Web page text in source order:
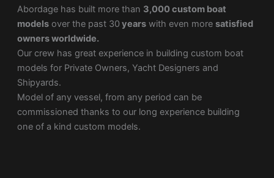
Abordage has built more than 3,000 custom boat
modelsover the past 30 yearswith even more satisfied
owners worldwide.
Our crew has great experience in building custom boat
models for Private Owners, Yacht Designers and
Shipyards.
Model of any vessel, from any period can be
commissioned thanks to our long experience building
one of a kind custom models.